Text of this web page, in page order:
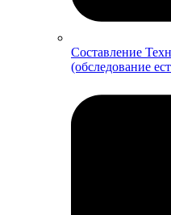
Составление
(обследование